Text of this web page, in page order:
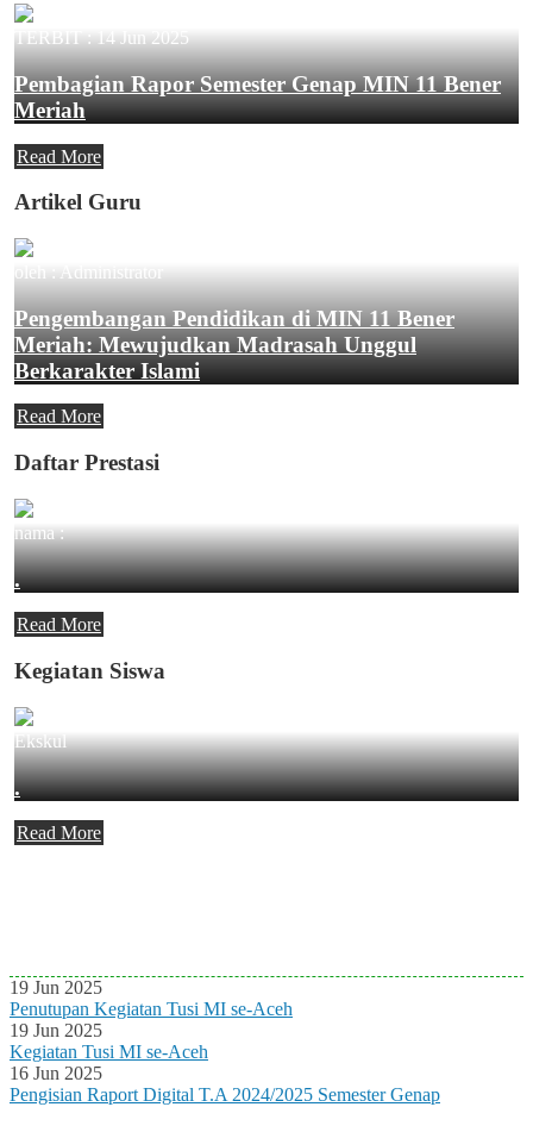
TERBIT :14 Jun 2025
Pembagian Rapor Semester Genap MIN 11 Bener
Meriah
Read More
Artikel Guru
oleh : Administrator
Pengembangan Pendidikan di MIN 11 Bener
Meriah: Mewujudkan Madrasah Unggul
Berkarakter Islami
Read More
Daftar Prestasi
nama :
.
Read More
Kegiatan Siswa
Ekskul
.
Read More
19 Jun 2025
Penutupan Kegiatan Tusi MI se-Aceh
19 Jun 2025
Kegiatan Tusi MI se-Aceh
16 Jun 2025
Pengisian Raport Digital T.A 2024/2025 Semester Genap